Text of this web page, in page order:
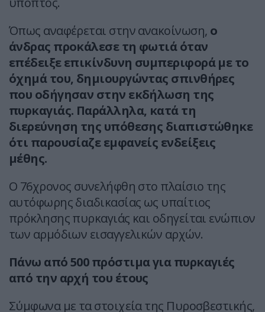
Όπως αναφέρεται στην ανακοίνωση, ο
άνδρας προκάλεσε τη φωτιά όταν
επέδειξε επικίνδυνη συμπεριφορά με το
όχημά του, δημιουργώντας σπινθήρες
που οδήγησαν στην εκδήλωση της
πυρκαγιάς. Παράλληλα, κατά τη
διερεύνηση της υπόθεσης διαπιστώθηκε
ότι παρουσίαζε εμφανείς ενδείξεις
μέθης.
Ο 76χρονος συνελήφθη στο πλαίσιο της
αυτόφωρης διαδικασίας ως υπαίτιος
πρόκλησης πυρκαγιάς και οδηγείται ενώπιον
των αρμόδιων εισαγγελικών αρχών.
Πάνω από 500 πρόστιμα για πυρκαγιές
από την αρχή του έτους
Σύμφωνα με τα στοιχεία της Πυροσβεστικής,